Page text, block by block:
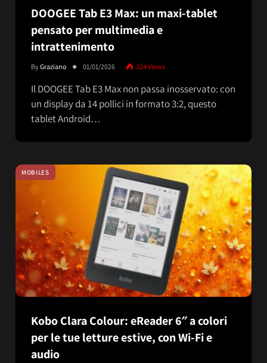
DOOGEE Tab E3 Max: un maxi-tablet
pensato per multimedia e
intrattenimento
ByGraziano 01/01/2026 324Views
Il DOOGEE Tab E3 Max non passa inosservato: con
un display da 14 pollici in formato 3:2, questo
tablet Android…
MOBILES
Kobo Clara Colour: eReader 6″ a colori
per le tue letture estive, con Wi-Fi e
audio